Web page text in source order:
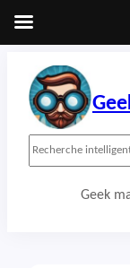
contenu
Geek